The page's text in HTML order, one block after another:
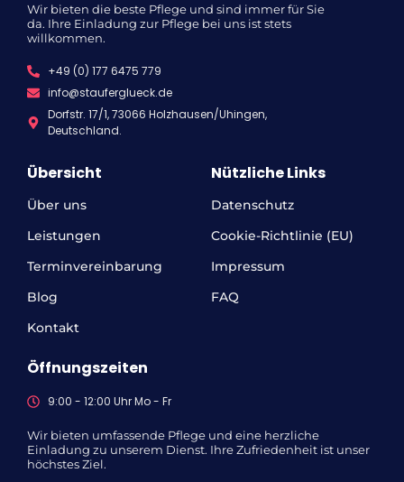
Wir bieten die beste Pflege und sind immer für Sie
da. Ihre Einladung zur Pflege bei uns ist stets
willkommen.
+49 (0) 177 6475 779
info@stauferglueck.de
Dorfstr. 17/1, 73066 Holzhausen/Uhingen,
Deutschland.
Übersicht
Über uns
Leistungen
Terminvereinbarung
Blog
Kontakt
Nützliche Links
Datenschutz
Cookie-Richtlinie (EU)
Impressum
FAQ
Öffnungszeiten
9:00 - 12:00 Uhr Mo - Fr
Wir bieten umfassende Pflege und eine herzliche
Einladung zu unserem Dienst. Ihre Zufriedenheit ist unser
höchstes Ziel.